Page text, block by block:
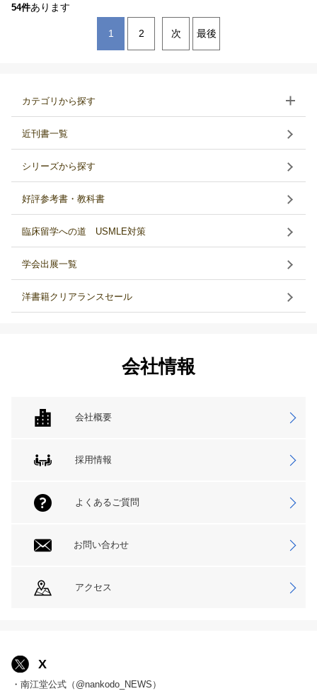
54件あります
1 2 次 最後
カテゴリから探す
近刊書一覧
シリーズから探す
好評参考書・教科書
臨床留学への道 USMLE対策
学会出展一覧
洋書籍クリアランスセール
会社情報
会社概要
採用情報
よくあるご質問
お問い合わせ
アクセス
X
・南江堂公式（@nankodo_NEWS）